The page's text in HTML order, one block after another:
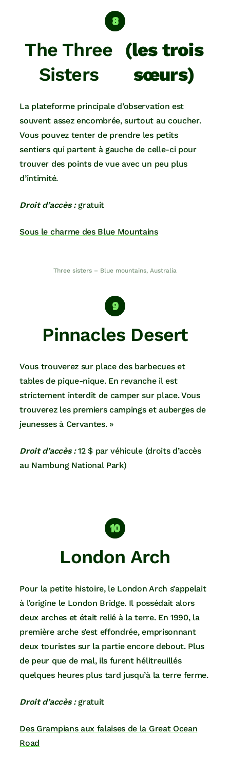
The Three
Sisters
(les trois
sœurs)
La plateforme principale d’observation est
souvent assez encombrée, surtout au coucher.
Vous pouvez tenter de prendre les petits
sentiers qui partent à gauche de celle-ci pour
trouver des points de vue avec un peu plus
d’intimité.
Droit d’accès :gratuit
Sous le charme des Blue Mountains
Three sisters – Blue mountains, Australia
Pinnacles Desert
Vous trouverez sur place des barbecues et
tables de pique-nique. En revanche il est
strictement interdit de camper sur place. Vous
trouverez les premiers campings et auberges de
jeunesses à Cervantes. »
Droit d’accès : 12 $ par véhicule (droits d’accès
au Nambung National Park)
London Arch
Pour la petite histoire, le London Arch s’appelait
à l’origine le London Bridge. Il possédait alors
deux arches et était relié à la terre. En 1990, la
première arche s’est effondrée, emprisonnant
deux touristes sur la partie encore debout. Plus
de peur que de mal, ils furent hélitreuillés
quelques heures plus tard jusqu’à la terre ferme.
Droit d’accès :gratuit
Des Grampians aux falaises de la Great Ocean
Road